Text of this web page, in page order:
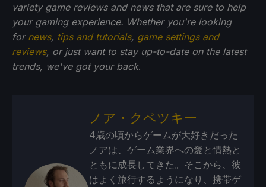
variety game reviews and news that are sure to help
your gaming experience. Whether you're looking
for news, tips and tutorials, game settings and
reviews, or just want to stay up-to-date on the latest
trends, we've got your back.
ノア・クペツキー
4歳の頃からゲームが大好きだった
ノアは、ゲーム業界への愛と情熱と
ともに成長してきた。そこから、彼
はよく旅行するようになり、携帯ゲ